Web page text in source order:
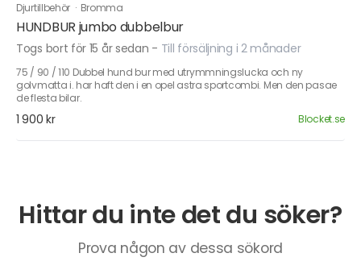
Djurtillbehör · Bromma
HUNDBUR jumbo dubbelbur
Togs bort för 15 år sedan - Till försäljning i 2 månader
75 / 90 / 110 Dubbel hund bur med utrymmningslucka och ny
golvmatta i. har haft den i en opel astra sportcombi. Men den pasae
de flesta bilar.
1 900 kr Blocket.se
Hittar du inte det du söker?
Prova någon av dessa sökord